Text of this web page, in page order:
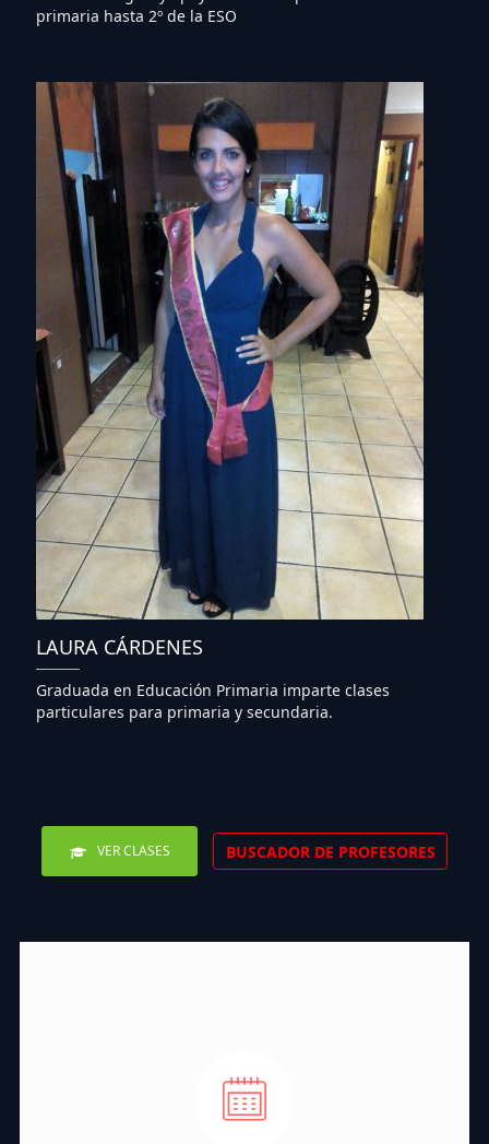
primaria hasta 2º de la ESO
LAURA CÁRDENES
Graduada en Educación Primaria imparte clases
particulares para primaria y secundaria.
VER CLASES BUSCADOR DE PROFESORES